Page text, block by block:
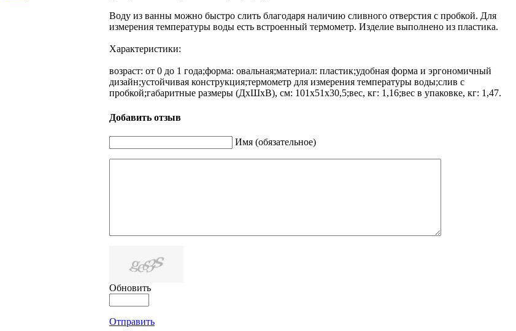
Воду из ванны можно быстро слить благодаря наличию сливного отверстия с пробкой. Для
измерения температуры воды есть встроенный термометр. Изделие выполнено из пластика.
Характеристики:
возраст: от 0 до 1 года;форма: овальная;материал: пластик;удобная форма и эргономичный
дизайн;устойчивая конструкция;термометр для измерения температуры воды;слив с
пробкой;габаритные размеры (ДхШхВ), см: 101х51х30,5;вес, кг: 1,16;вес в упаковке, кг: 1,47.
Добавить отзыв
Имя (обязательное)
Обновить
Отправить